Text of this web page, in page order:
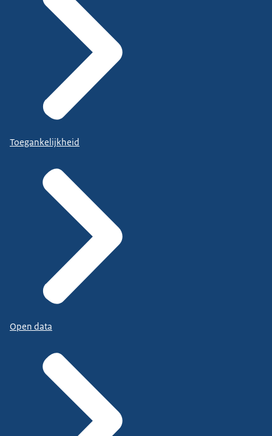
Toegankelijkheid
Open data